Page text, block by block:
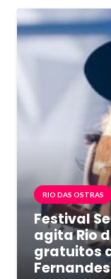
RIO DAS OSTRAS
Festival
agita Rio
gratuitos
Fernandes